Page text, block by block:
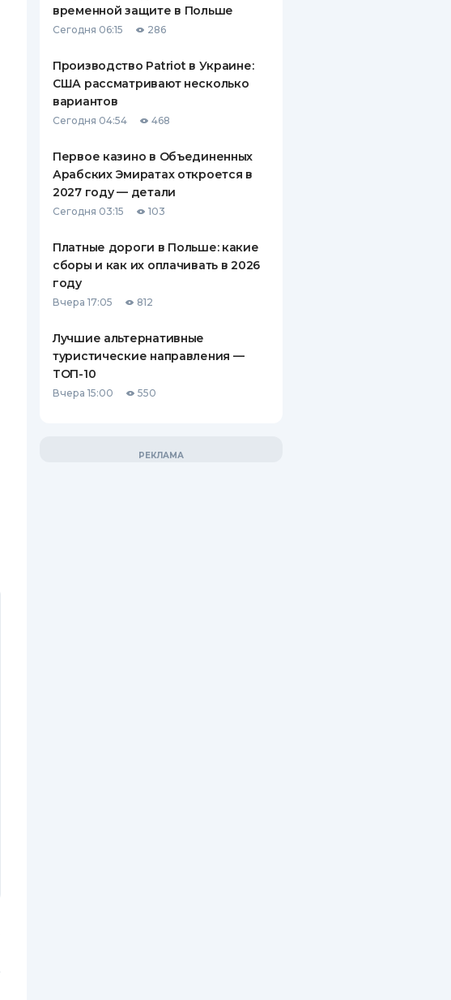
ПУТЕВОДИТЕЛИ ПО
ВСЕ СТРАХОВЫЕ ПОЛИСЫ
СТРАХОВЫЕ КОМПАНИИ
КОМПАНИЯХ
ДОСТАВКА И ОПЛАТА
КОНТАКТЫ
временной защите в Польше
Сегодня 06:15 286
Производство Patriot в Украине:
США рассматривают несколько
вариантов
Сегодня 04:54 468
Первое казино в Объединенных
Арабских Эмиратах откроется в
2027 году — детали
Сегодня 03:15 103
Платные дороги в Польше: какие
сборы и как их оплачивать в 2026
году
Вчера 17:05 812
Лучшие альтернативные
туристические направления —
ТОП-10
Вчера 15:00 550